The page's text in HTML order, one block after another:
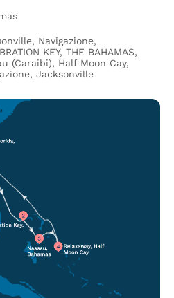
Navigazione,
KEY, THE BAHAMAS,
(Caraibi), Half Moon Cay,
Jacksonville